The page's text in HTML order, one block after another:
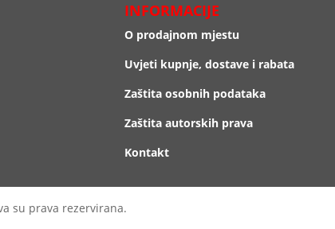
INFORMACIJE
O prodajnom mjestu
Uvjeti kupnje, dostave i rabata
Zaštita osobnih podataka
Zaštita autorskih prava
Kontakt
su prava rezervirana.